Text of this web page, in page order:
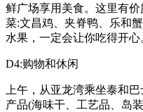
鲜广场享用美食。这里有
菜:文昌鸡、夹脊鸭、乐和
水果，一定会让你吃得开心
D4:购物和休闲
上午，从亚龙湾乘坐泰和
产品(海味干、工艺品、岛